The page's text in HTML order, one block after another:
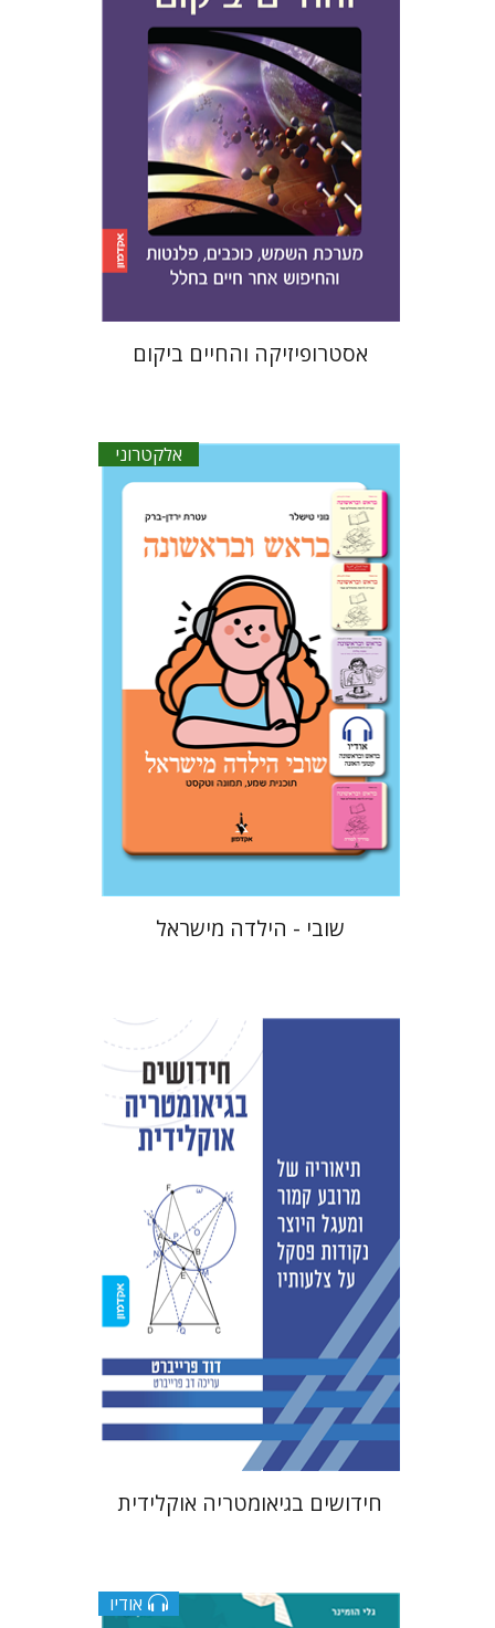
הנחת אתר ספר מודפס
$23
$21
אסטרופיזיקה והחיים ביקום
אלקטרוני
עטרת ירדן-ברק גוני טישלר
הנחת אתר ספר אלקטרוני
$18
שובי - הילדה מישראל
הנחת אתר ספר מודפס
$38
חידושים בגיאומטריה אוקלידית
אודיו